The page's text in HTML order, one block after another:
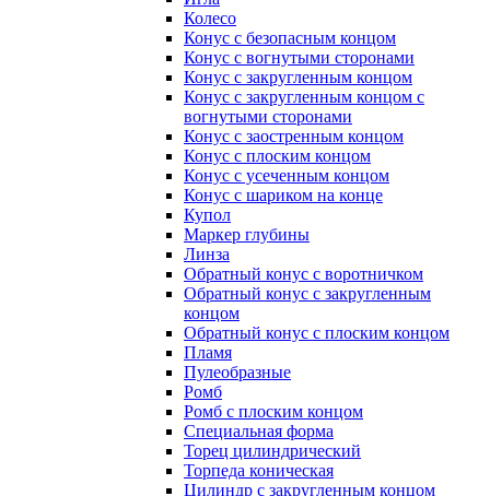
Колесо
Конус с безопасным концом
Конус с вогнутыми сторонами
Конус с закругленным концом
Конус с закругленным концом с
вогнутыми сторонами
Конус с заостренным концом
Конус с плоским концом
Конус с усеченным концом
Конус с шариком на конце
Купол
Маркер глубины
Линза
Обратный конус с воротничком
Обратный конус с закругленным
концом
Обратный конус с плоским концом
Пламя
Пулеобразные
Ромб
Ромб с плоским концом
Специальная форма
Торец цилиндрический
Торпеда коническая
Цилиндр с закругленным концом